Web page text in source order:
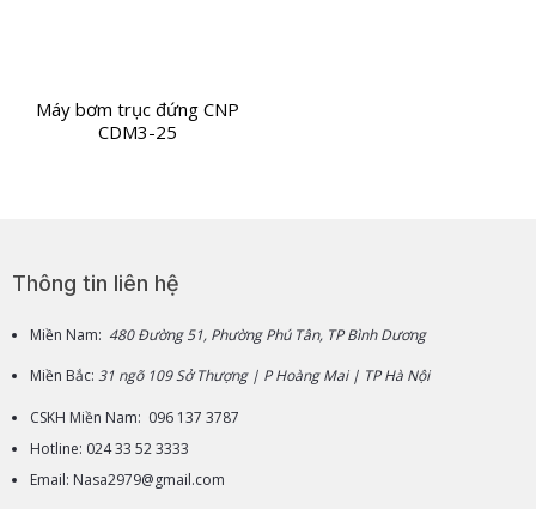
Máy bơm trục đứng CNP
CDM3-25
Thông tin liên hệ
Miền Nam: 480 Đường 51, Phường Phú Tân, TP Bình Dương
Miền Bắc: 31 ngõ 109 Sở Thượng | P Hoàng Mai | TP Hà Nội
CSKH Miền Nam: 096 137 3787
Hotline: 024 33 52 3333
Email: Nasa2979@gmail.com